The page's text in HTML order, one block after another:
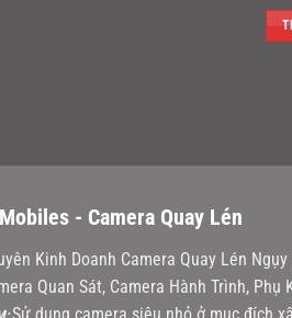
sao
- Camera Quay Lén
Kinh Doanh Camera Quay Lén
Quan Sát, Camera Hành Trình, Phụ